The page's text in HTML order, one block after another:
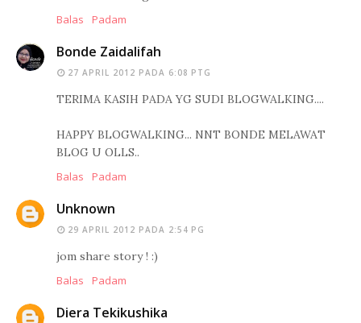
Balas
Padam
Bonde Zaidalifah
27 APRIL 2012 PADA 6:08 PTG
TERIMA KASIH PADA YG SUDI BLOGWALKING....
HAPPY BLOGWALKING... NNT BONDE MELAWAT
BLOG U OLLS..
Balas
Padam
Unknown
29 APRIL 2012 PADA 2:54 PG
jom share story ! :)
Balas
Padam
Diera Tekikushika